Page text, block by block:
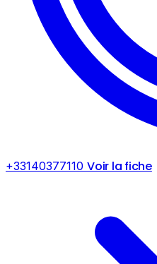
+33140377110 Voir la fiche